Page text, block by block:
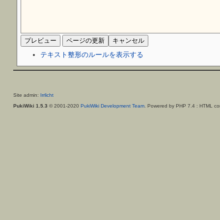
テキスト整形のルールを表示する
Site admin: Irrlicht
PukiWiki 1.5.3 © 2001-2020 PukiWiki Development Team. Powered by PHP 7.4 : HTML